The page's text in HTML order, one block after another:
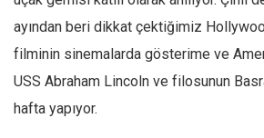
ayından beri dikkat çektiğimiz
filminin sinemalarda gösterime ve
USS Abraham Lincoln ve filosunun
hafta yapıyor.